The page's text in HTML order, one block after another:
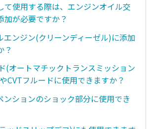
て使用する際は、エンジンオイル交
加が必要ですか？
エンジン(クリーンディーゼル)に添加
？
(オートマチックトランスミッション
CVTフルードに使用できますか？
ンションのショック部分に使用でき